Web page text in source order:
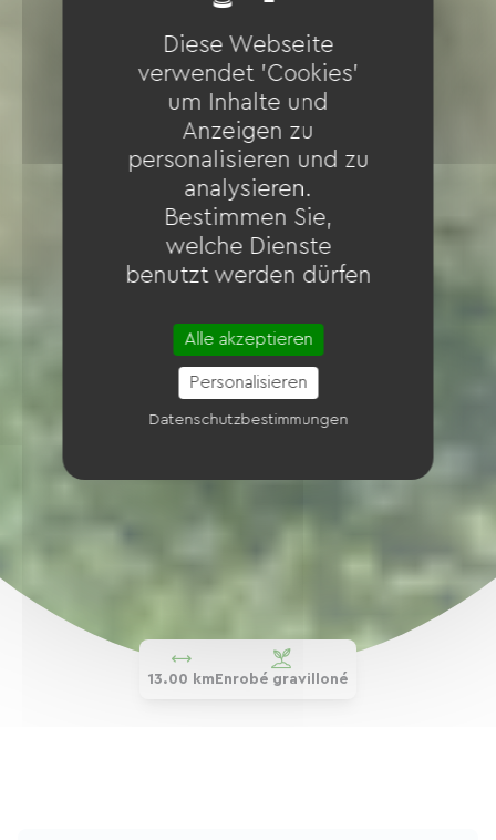
13.00 kmEnrobé gravilloné
Diese Webseite
verwendet 'Cookies'
um Inhalte und
Anzeigen zu
personalisieren und zu
analysieren.
Bestimmen Sie,
welche Dienste
benutzt werden dürfen
Alle akzeptieren
Personalisieren
Datenschutzbestimmungen